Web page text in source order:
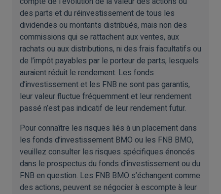
des parts et du réinvestissement de tous les
dividendes ou montants distribués, mais non des
commissions qui se rattachent aux ventes, aux
rachats ou aux distributions, ni des frais facultatifs ou
de l’impôt payables par le porteur de parts, lesquels
auraient réduit le rendement. Les fonds
d’investissement et les FNB ne sont pas garantis,
leur valeur fluctue fréquemment et leur rendement
passé n’est pas indicatif de leur rendement futur.
Pour connaître les risques liés à un placement dans
les fonds d’investissement BMO ou les FNB BMO,
veuillez consulter les risques spécifiques énoncés
dans le prospectus du fonds d’investissement ou du
FNB en question. Les FNB BMO s’échangent comme
des actions, peuvent se négocier à escompte à leur